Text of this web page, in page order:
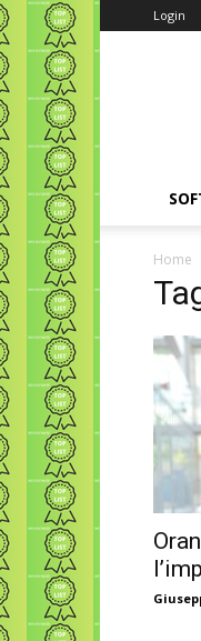
Login
Home